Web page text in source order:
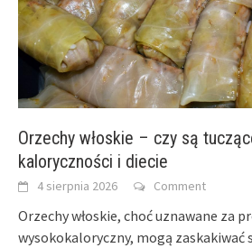
Orzechy włoskie – czy są
kaloryczności i diecie
4 sierpnia 2026 Comment
Orzechy włoskie, choć uznawane za
wysokokaloryczny, mogą zaskakiwać